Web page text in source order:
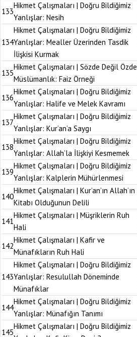
133
Hikmet Çalışmaları | Doğru Bildiğimiz
Yanlışlar: Nesih
134
Hikmet Çalışmaları | Doğru Bildiğimiz
Yanlışlar: Mealler Üzerinden Tasdik
İlişkisi Kurmak
135
Hikmet Çalışmaları | Sözde Değil Özde
Müslümanlık: Faiz Örneği
136
Hikmet Çalışmaları | Doğru Bildiğimiz
Yanlışlar: Halife ve Melek Kavramı
137
Hikmet Çalışmaları | Doğru Bildiğimiz
Yanlışlar: Kur’an’a Saygı
138
Hikmet Çalışmaları | Doğru Bildiğimiz
Yanlışlar: Allah’la İlişkiyi Kesmemek
139
Hikmet Çalışmaları | Doğru Bildiğimiz
Yanlışlar: Kalplerin Mühürlenmesi
140
Hikmet Çalışmaları | Kur’an’ın Allah’ın
Kitabı Olduğunun Delili
141
Hikmet Çalışmaları | Müşriklerin Ruh
Hali
142
Hikmet Çalışmaları | Kafir ve
Münafıkların Ruh Hali
143
Hikmet Çalışmaları | Doğru Bildiğimiz
Yanlışlar: Resulullah Döneminde
Münafıklar
144
Hikmet Çalışmaları | Doğru Bildiğimiz
Yanlışlar: Münafığın Tanımı
145
Hikmet Çalışmaları | Doğru Bildiğimiz